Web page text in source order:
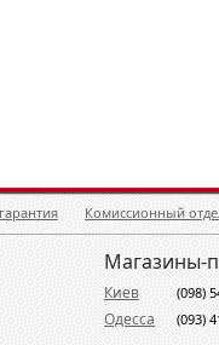
Комиссионный
Магазины-
Киев (098)
Одесса (093)